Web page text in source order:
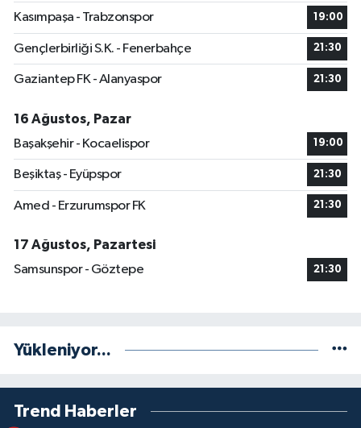
Kasımpaşa - Trabzonspor 19:00
Gençlerbirliği S.K. - Fenerbahçe 21:30
Gaziantep FK - Alanyaspor 21:30
16 Ağustos, Pazar
Başakşehir - Kocaelispor
19:00
Beşiktaş - Eyüpspor 21:30
Amed - Erzurumspor FK 21:30
17 Ağustos, Pazartesi
Samsunspor - Göztepe
21:30
Yükleniyor...
Trend Haberler